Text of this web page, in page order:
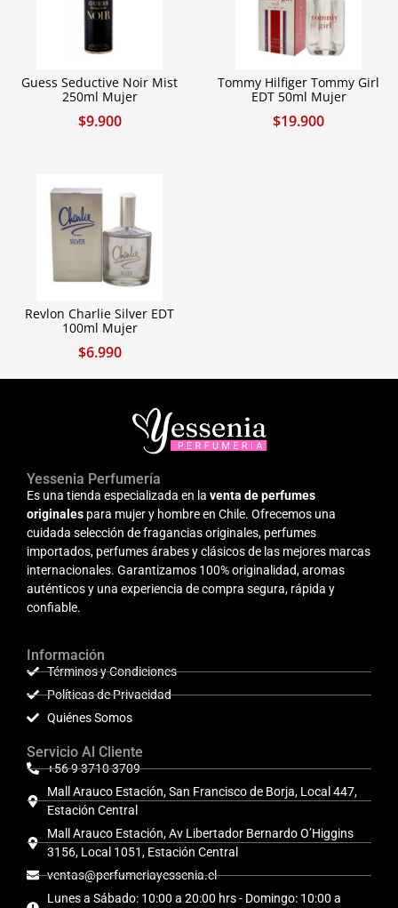
Guess Seductive Noir Mist
250ml Mujer
$9.900
Tommy Hilfiger Tommy Girl
EDT 50ml Mujer
$19.900
Revlon Charlie Silver EDT
100ml Mujer
$6.990
Yessenia Perfumería
Es una tienda especializada en la venta de perfumes
originales para mujer y hombre en Chile. Ofrecemos una
cuidada selección de fragancias originales, perfumes
importados, perfumes árabes y clásicos de las mejores marcas
internacionales. Garantizamos 100% originalidad, aromas
auténticos y una experiencia de compra segura, rápida y
confiable.
Información
Términos y Condiciones
Políticas de Privacidad
Quiénes Somos
Servicio Al Cliente
+56 9 3710 3709
Mall Arauco Estación, San Francisco de Borja, Local 447,
Estación Central
Mall Arauco Estación, Av Libertador Bernardo O’Higgins
3156, Local 1051, Estación Central
ventas@perfumeriayessenia.cl
Lunes a Sábado: 10:00 a 20:00 hrs - Domingo: 10:00 a